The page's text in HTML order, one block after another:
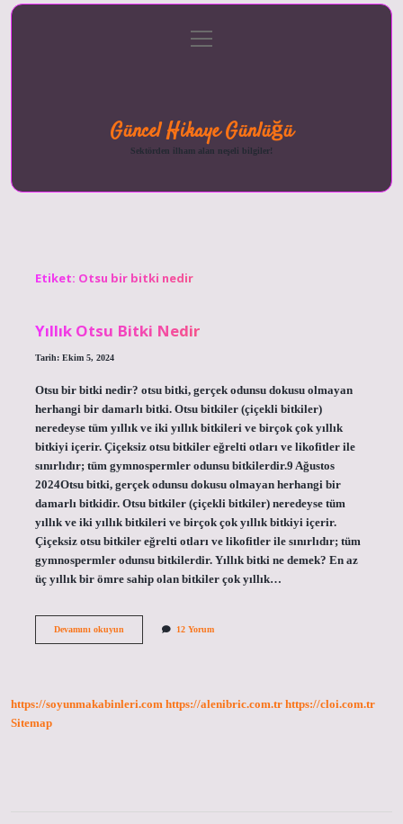
menüyü
aç
Güncel Hikaye Günlüğü
Sektörden ilham alan neşeli bilgiler!
Etiket: Otsu bir bitki nedir
Yıllık Otsu Bitki Nedir
Tarih: Ekim 5, 2024
Otsu bir bitki nedir? otsu bitki, gerçek odunsu dokusu olmayan
herhangi bir damarlı bitki. Otsu bitkiler (çiçekli bitkiler)
neredeyse tüm yıllık ve iki yıllık bitkileri ve birçok çok yıllık
bitkiyi içerir. Çiçeksiz otsu bitkiler eğrelti otları ve likofitler ile
sınırlıdır; tüm gymnospermler odunsu bitkilerdir.9 Ağustos
2024Otsu bitki, gerçek odunsu dokusu olmayan herhangi bir
damarlı bitkidir. Otsu bitkiler (çiçekli bitkiler) neredeyse tüm
yıllık ve iki yıllık bitkileri ve birçok çok yıllık bitkiyi içerir.
Çiçeksiz otsu bitkiler eğrelti otları ve likofitler ile sınırlıdır; tüm
gymnospermler odunsu bitkilerdir. Yıllık bitki ne demek? En az
üç yıllık bir ömre sahip olan bitkiler çok yıllık…
Devamını okuyunYıllık
12 Yorum
https://soyunmakabinleri.com https://alenibric.com.tr https://cloi.com.tr
Sitemap